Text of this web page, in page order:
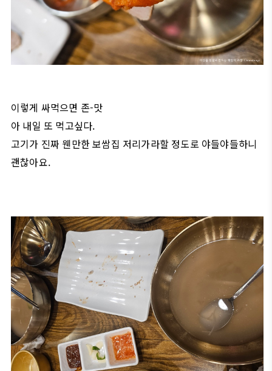
이렇게 싸먹으면 존-맛
아 내일 또 먹고싶다.
고기가 진짜 웬만한 보쌈집 저리가라할 정도로 야들야들하니
괜찮아요.